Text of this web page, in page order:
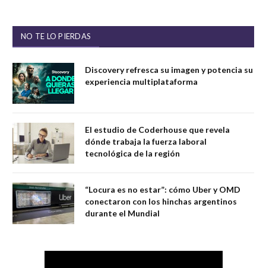
NO TE LO PIERDAS
Discovery refresca su imagen y potencia su
experiencia multiplataforma
El estudio de Coderhouse que revela
dónde trabaja la fuerza laboral
tecnológica de la región
“Locura es no estar”: cómo Uber y OMD
conectaron con los hinchas argentinos
durante el Mundial